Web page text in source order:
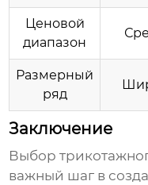
Ценовой
диапазон
Размерный
ряд
Заключение
Выбор
важный шаг в